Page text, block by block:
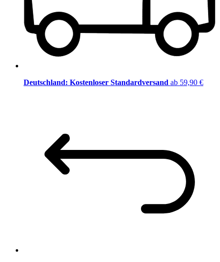
Deutschland: Kostenloser Standardversand ab 59,90 €